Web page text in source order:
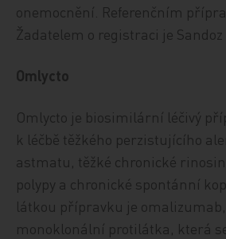
onemocnění. Referenčním
Žadatelem o registraci je Sandoz
Omlycto
Omlycto je biosimilární léčivý
k léčbě těžkého perzistujícího
astmatu, těžké chronické
polypy a chronické spontánní
látkou přípravku je
monoklonální protilátka, která